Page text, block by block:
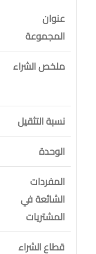
عنوان
المجموعة
ملخص الشراء
نسبة التثقيل
الوحدة
المفردات
الشائعة في
المشتريات
قطاع الشراء